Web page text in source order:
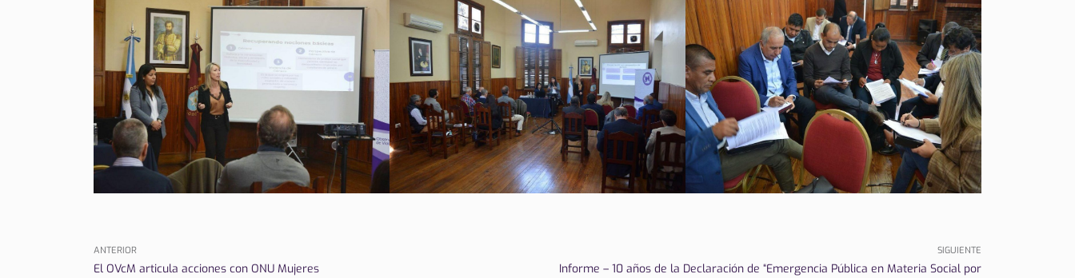
ANTERIOR
El OVcM articula acciones con ONU Mujeres
SIGUIENTE
Informe – 10 años de la Declaración de “Emergencia Pública en Materia Social por